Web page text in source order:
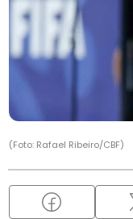
(Foto: Rafael Ribeiro/CBF)